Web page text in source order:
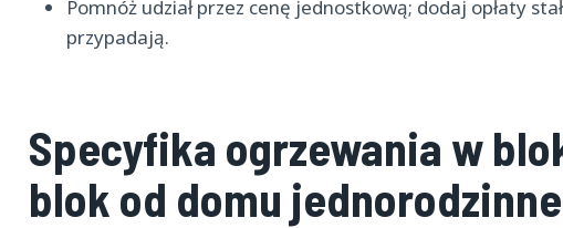
Pomnóż udział przez cenę jednostkową; dodaj opłaty
przypadają.
Specyfika ogrzewania w
blok od domu